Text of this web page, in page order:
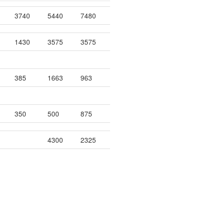
3740 5440 7480
1430 3575
3575
385 1663
963
350 500 875
4300
2325